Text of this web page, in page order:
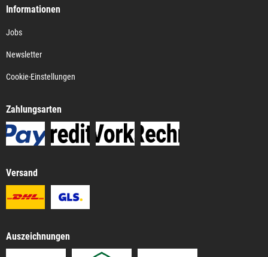
Informationen
Jobs
Newsletter
Cookie-Einstellungen
Zahlungsarten
Versand
Auszeichnungen